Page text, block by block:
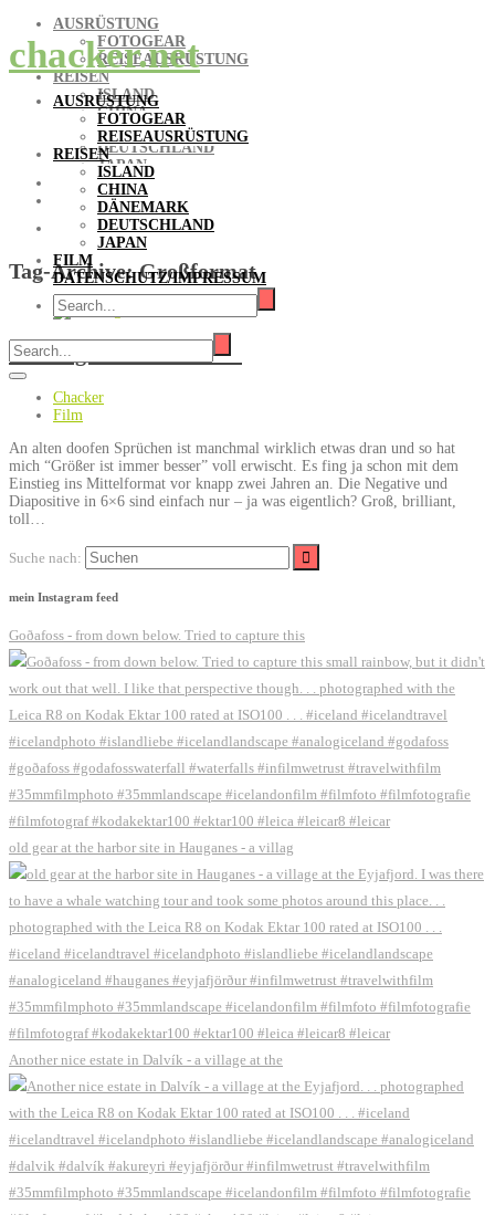
chacker.net
AUSRÜSTUNG
FOTOGEAR
REISEAUSRÜSTUNG
REISEN
ISLAND
CHINA
DÄNEMARK
DEUTSCHLAND
JAPAN
FILM
DATENSCHUTZ/IMPRESSUM
AUSRÜSTUNG
FOTOGEAR
REISEAUSRÜSTUNG
REISEN
ISLAND
CHINA
DÄNEMARK
DEUTSCHLAND
JAPAN
FILM
DATENSCHUTZ/IMPRESSUM
Tag-Archive:Großformat
Einstieg ins Großformat
Chacker
Film
An alten doofen Sprüchen ist manchmal wirklich etwas dran und so hat
mich “Größer ist immer besser” voll erwischt. Es fing ja schon mit dem
Einstieg ins Mittelformat vor knapp zwei Jahren an. Die Negative und
Diapositive in 6×6 sind einfach nur – ja was eigentlich? Groß, brilliant,
toll…
Suche nach:
mein Instagram feed
Goðafoss - from down below. Tried to capture this
old gear at the harbor site in Hauganes - a villag
Another nice estate in Dalvík - a village at the